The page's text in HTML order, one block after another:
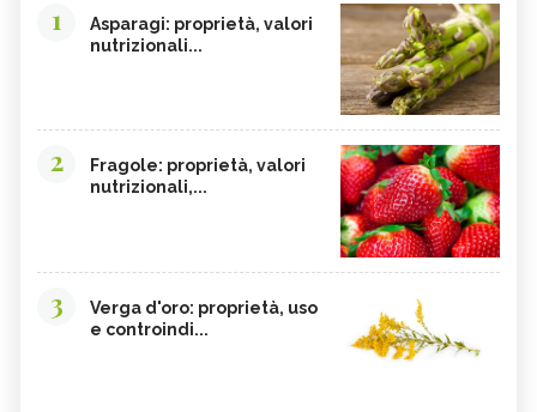
1
Asparagi: proprietà, valori
nutrizionali...
2
Fragole: proprietà, valori
nutrizionali,...
3
Verga d'oro: proprietà, uso
e controindi...